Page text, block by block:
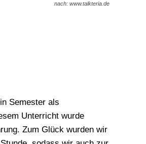
nach: www.talkteria.de
Semester als
Unterricht wurde
Zum Glück wurden wir